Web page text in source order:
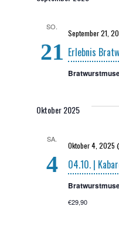
SO.
21 Erleb­nis
September 21,
Oktober 2025
SA.
4 04.10. |
Oktober 4, 2025
€29,90